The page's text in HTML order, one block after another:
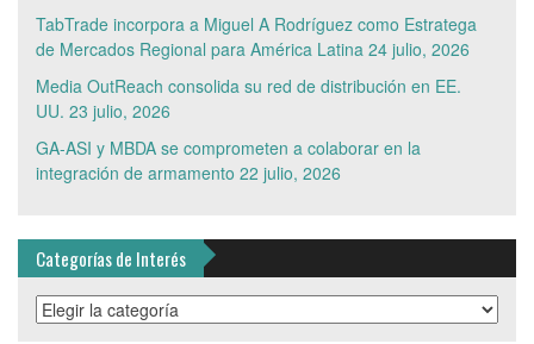
TabTrade incorpora a Miguel A Rodríguez como Estratega
de Mercados Regional para América Latina 24 julio, 2026
Media OutReach consolida su red de distribución en EE.
UU. 23 julio, 2026
GA-ASI y MBDA se comprometen a colaborar en la
integración de armamento 22 julio, 2026
Categorías de Interés
Categorías
de